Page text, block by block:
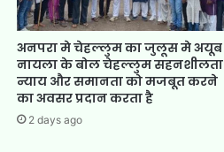
अनपरा मे चेहल्लुम का जुलूस मे अयूब
नायला के बोल चेहल्लुम सहनशीलता
न्याय और समानता को मजबूत करने
का अवसर प्रदान करता है
2 days ago